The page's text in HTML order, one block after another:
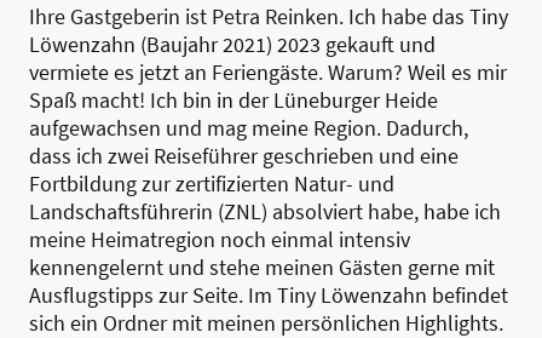
Ihre Gastgeberin ist Petra Reinken. Ich habe das Tiny
Löwenzahn (Baujahr 2021) 2023 gekauft und
vermiete es jetzt an Feriengäste. Warum? Weil es mir
Spaß macht! Ich bin in der Lüneburger Heide
aufgewachsen und mag meine Region. Dadurch,
dass ich zwei Reiseführer geschrieben und eine
Fortbildung zur zertifizierten Natur- und
Landschaftsführerin (ZNL) absolviert habe, habe ich
meine Heimatregion noch einmal intensiv
kennengelernt und stehe meinen Gästen gerne mit
Ausflugstipps zur Seite. Im Tiny Löwenzahn befindet
sich ein Ordner mit meinen persönlichen Highlights.